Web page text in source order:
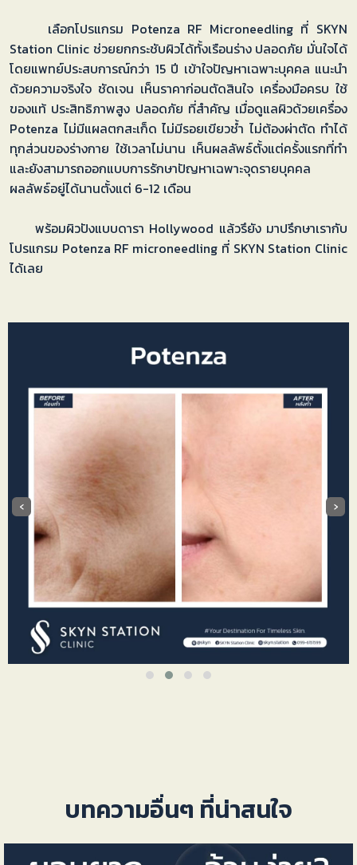
เลือกโปรแกรม Potenza RF Microneedling ที่ SKYN
Station Clinic ช่วยยกกระชับผิวได้ทั้งเรือนร่าง ปลอดภัย มั่นใจได้
โดยแพทย์ประสบการณ์กว่า 15 ปี เข้าใจปัญหาเฉพาะบุคคล แนะนำ
ด้วยความจริงใจ ชัดเจน เห็นราคาก่อนตัดสินใจ เครื่องมือครบ ใช้
ของแท้ ประสิทธิภาพสูง ปลอดภัย ที่สำคัญ เมื่อดูแลผิวด้วยเครื่อง
Potenza ไม่มีแผลตกสะเก็ด ไม่มีรอยเขียวช้ำ ไม่ต้องผ่าตัด ทำได้
ทุกส่วนของร่างกาย ใช้เวลาไม่นาน เห็นผลลัพธ์ตั้งแต่ครั้งแรกที่ทำ
และยังสามารถออกแบบการรักษาปัญหาเฉพาะจุดรายบุคคล
ผลลัพธ์อยู่ได้นานตั้งแต่ 6-12 เดือน
พร้อมผิวปังแบบดารา Hollywood แล้วรึยัง มาปรึกษาเรากับ
โปรแกรม Potenza RF microneedling ที่ SKYN Station Clinic
ได้เลย
‹ ›
บทความอื่นๆ ที่น่าสนใจ